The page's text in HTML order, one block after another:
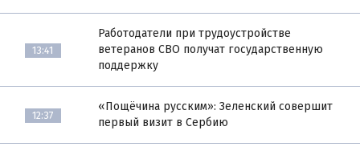
13:41
Работодатели при трудоустройстве
ветеранов СВО получат государственную
поддержку
12:37
«Пощёчина русским»: Зеленский совершит
первый визит в Сербию